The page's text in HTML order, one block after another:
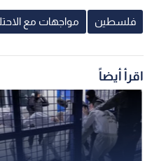
فلسطين مواجهات مع
اقرأ أيضاً